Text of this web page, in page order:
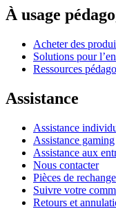
À usage
Acheter des
Solutions pour
Ressources
Assistance
Assistance
Assistance gaming
Assistance aux
Nous contacter
Pièces de rechange
Suivre votre
Retours et